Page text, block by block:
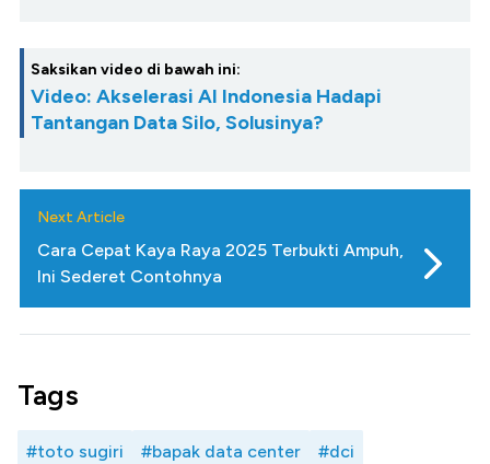
Saksikan video di bawah ini:
Video: Akselerasi AI Indonesia Hadapi
Tantangan Data Silo, Solusinya?
Next Article
Cara Cepat Kaya Raya 2025 Terbukti Ampuh,
Ini Sederet Contohnya
Tags
#toto sugiri #bapak data center #dci